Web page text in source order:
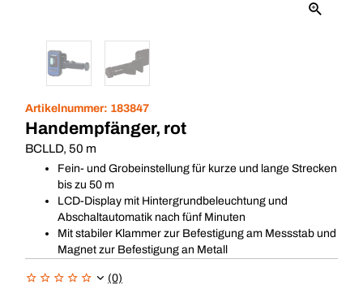
Artikelnummer: 183847
Handempfänger, rot
BCLLD, 50 m
Fein- und Grobeinstellung für kurze und lange Strecken
bis zu 50 m
LCD-Display mit Hintergrundbeleuchtung und
Abschaltautomatik nach fünf Minuten
Mit stabiler Klammer zur Befestigung am Messstab und
Magnet zur Befestigung an Metall
(0)